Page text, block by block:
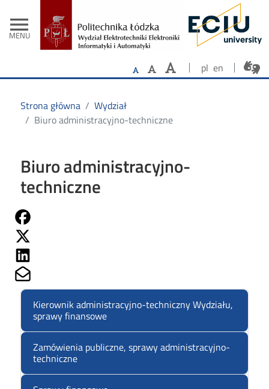
menu
MENU
- Strona
pl en
Strona główna
Wydział
Biuro administracyjno-techniczne
Biuro administracyjno-
techniczne
Kierownik administracyjno-techniczny Wydziału,
sprawy finansowe
Zamówienia publiczne, sprawy administracyjno-
techniczne